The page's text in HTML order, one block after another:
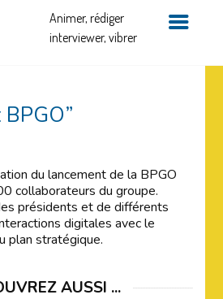
du lancement de la BPGO
collaborateurs du groupe.
présidents et de différents
digitales avec le
plan stratégique.
AUSSI ...
Animer, rédiger
interviewer, vibrer